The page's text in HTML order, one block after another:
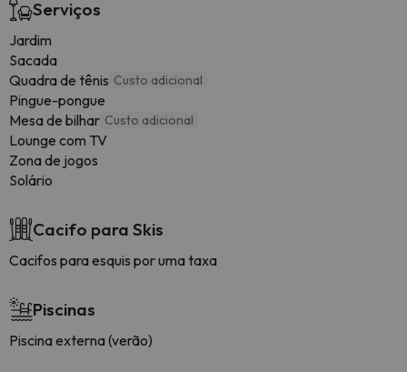
Serviços
Jardim
Sacada
Quadra de tênis Custo adicional
Pingue-pongue
Mesa de bilhar Custo adicional
Lounge com TV
Zona de jogos
Solário
Cacifo para Skis
Cacifos para esquis por uma taxa
Piscinas
Piscina externa (verão)